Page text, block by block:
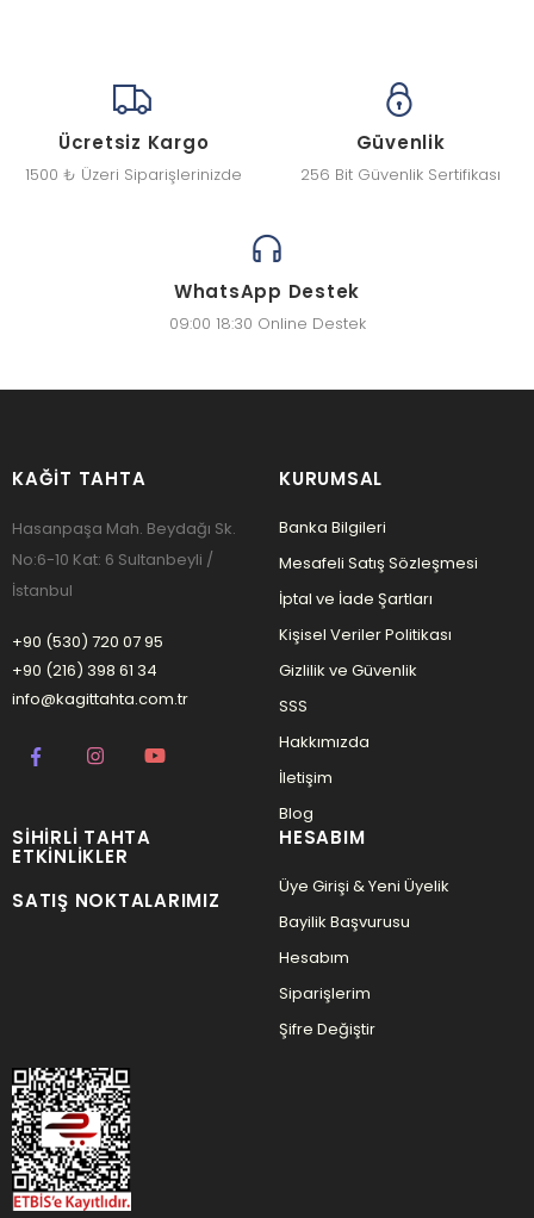
Ücretsiz Kargo
1500 ₺ Üzeri Siparişlerinizde
Güvenlik
256 Bit Güvenlik Sertifikası
WhatsApp Destek
09:00 18:30 Online Destek
KAĞIT TAHTA
Hasanpaşa Mah. Beydağı Sk.
No:6-10 Kat: 6 Sultanbeyli /
İstanbul
+90 (530) 720 07 95
+90 (216) 398 61 34
info@kagittahta.com.tr
KURUMSAL
Banka Bilgileri
Mesafeli Satış Sözleşmesi
İptal ve İade Şartları
Kişisel Veriler Politikası
Gizlilik ve Güvenlik
SSS
Hakkımızda
İletişim
Blog
SIHIRLI TAHTA
ETKINLIKLER
SATIŞ NOKTALARIMIZ
HESABIM
Üye Girişi & Yeni Üyelik
Bayilik Başvurusu
Hesabım
Siparişlerim
Şifre Değiştir